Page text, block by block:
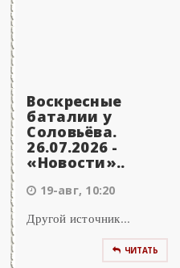
Воскресные
баталии у
Соловьёва.
26.07.2026 -
«Новости»..
19-авг, 10:20
Другой источник...
ЧИТАТЬ